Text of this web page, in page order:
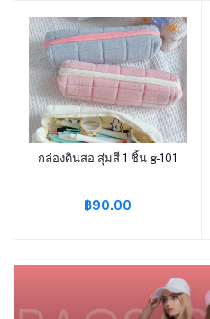
หยิบใส่ตะกร้า กล่องดินสอ สุ่มสี 1 ชิ้น g-101
฿90.00